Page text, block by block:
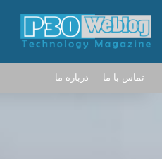
تماس با ما درباره ما